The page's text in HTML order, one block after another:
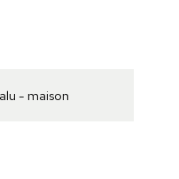
- maison